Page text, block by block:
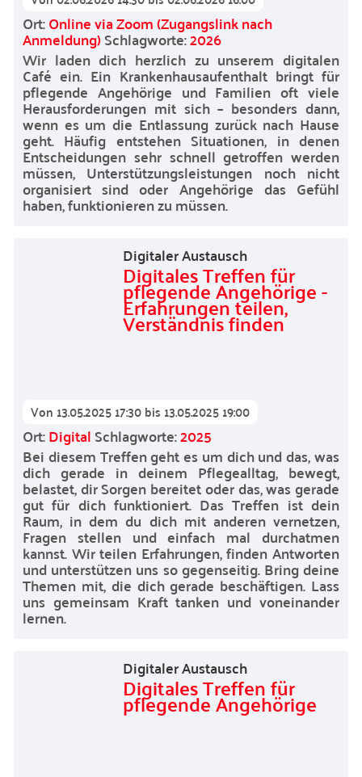
Ort:Online via Zoom (Zugangslink nach
Anmeldung)Schlagworte:2026
Wir laden dich herzlich zu unserem digitalen
Café ein. Ein Krankenhausaufenthalt bringt für
pflegende Angehörige und Familien oft viele
Herausforderungen mit sich – besonders dann,
wenn es um die Entlassung zurück nach Hause
geht. Häufig entstehen Situationen, in denen
Entscheidungen sehr schnell getroffen werden
müssen, Unterstützungsleistungen noch nicht
organisiert sind oder Angehörige das Gefühl
haben, funktionieren zu müssen.
Digitaler Austausch
Digitales Treffen für
pflegende Angehörige -
Erfahrungen teilen,
Verständnis finden
Von 13.05.2025 17:30bis 13.05.2025 19:00
Ort:DigitalSchlagworte:2025
Bei diesem Treffen geht es um dich und das, was
dich gerade in deinem Pflegealltag, bewegt,
belastet, dir Sorgen bereitet oder das, was gerade
gut für dich funktioniert. Das Treffen ist dein
Raum, in dem du dich mit anderen vernetzen,
Fragen stellen und einfach mal durchatmen
kannst. Wir teilen Erfahrungen, finden Antworten
und unterstützen uns so gegenseitig. Bring deine
Themen mit, die dich gerade beschäftigen. Lass
uns gemeinsam Kraft tanken und voneinander
lernen.
Digitaler Austausch
Digitales Treffen für
pflegende Angehörige